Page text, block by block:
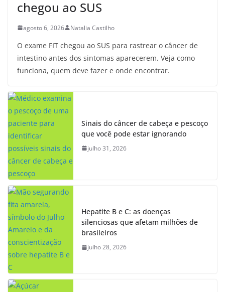
chegou ao SUS
agosto 6, 2026 Natalia Castilho
O exame FIT chegou ao SUS para rastrear o câncer de
intestino antes dos sintomas aparecerem. Veja como
funciona, quem deve fazer e onde encontrar.
Sinais do câncer de cabeça e pescoço
que você pode estar ignorando
julho 31, 2026
Hepatite B e C: as doenças
silenciosas que afetam milhões de
brasileiros
julho 28, 2026